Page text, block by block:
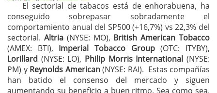
El sectorial de tabacos está de enhorabuena, ha
conseguido sobrepasar sobradamente el
comportamiento anual del SP500 (+16,7%) vs 22,3% del
sectorial. Altria(NYSE: MO), British American Tobacco
(AMEX: BTI), Imperial Tobacco Group(OTC: ITYBY),
Lorillard (NYSE: LO), Philip Morris International (NYSE:
PM) y Reynolds American(NYSE: RAI). Estas compañías
han batido el consenso del mercado y siguen
aumentando su beneficio a buen ritmo. Sea como sea,